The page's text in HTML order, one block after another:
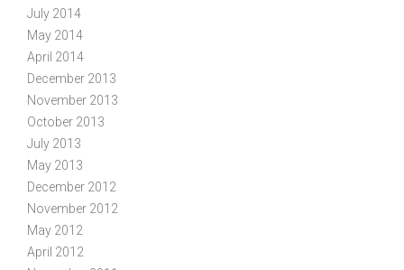
July 2014
May 2014
April 2014
December 2013
November 2013
October 2013
July 2013
May 2013
December 2012
November 2012
May 2012
April 2012